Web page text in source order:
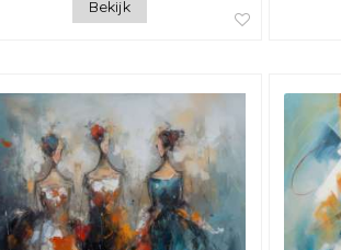
Bekijk